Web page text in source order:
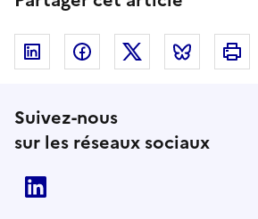
Linkedin FacebookTwitter Bluesky
Suivez-nous
sur les réseaux sociaux